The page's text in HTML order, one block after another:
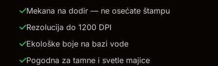
Mekana na dodir — ne osećate štampu
Rezolucija do 1200 DPI
Ekološke boje na bazi vode
Pogodna za tamne i svetle majice